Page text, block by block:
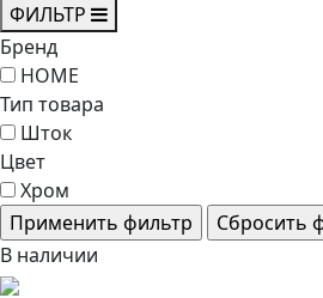
ФИЛЬТР
Бренд
HOME
Тип товара
Шток
Цвет
Хром
В наличии